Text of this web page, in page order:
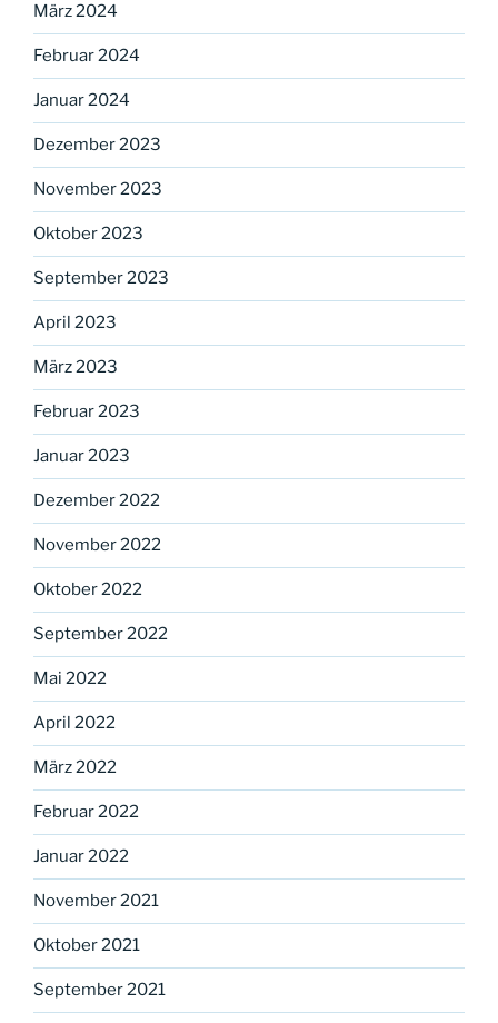
März 2024
Februar 2024
Januar 2024
Dezember 2023
November 2023
Oktober 2023
September 2023
April 2023
März 2023
Februar 2023
Januar 2023
Dezember 2022
November 2022
Oktober 2022
September 2022
Mai 2022
April 2022
März 2022
Februar 2022
Januar 2022
November 2021
Oktober 2021
September 2021